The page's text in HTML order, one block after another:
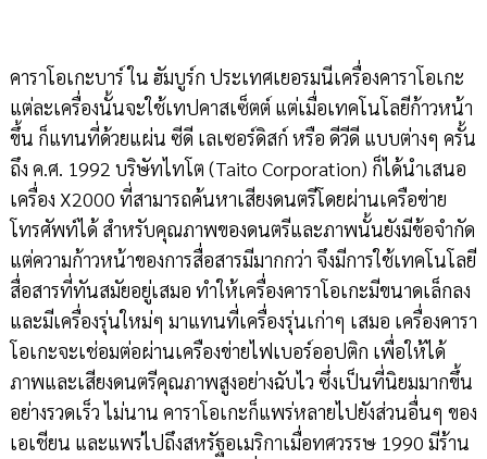
คาราโอเกะบาร์ ใน ฮัมบูร์ก ประเทศเยอรมนีเครื่องคาราโอเกะ
แต่ละเครื่องนั้นจะใช้เทปคาสเซ็ตต์ แต่เมื่อเทคโนโลยีก้าวหน้า
ขึ้น ก็แทนที่ด้วยแผ่น ซีดี เลเซอร์ดิสก์ หรือ ดีวีดี แบบต่างๆ ครั้น
ถึง ค.ศ. 1992 บริษัทไทโต (Taito Corporation) ก็ได้นำเสนอ
เครื่อง X2000 ที่สามารถค้นหาเสียงดนตรีโดยผ่านเครือข่าย
โทรศัพท์ได้ สำหรับคุณภาพของดนตรีและภาพนั้นยังมีข้อจำกัด
แต่ความก้าวหน้าของการสื่อสารมีมากกว่า จึงมีการใช้เทคโนโลยี
สื่อสารที่ทันสมัยอยู่เสมอ ทำให้เครื่องคาราโอเกะมีขนาดเล็กลง
และมีเครื่องรุ่นใหม่ๆ มาแทนที่เครื่องรุ่นเก่าๆ เสมอ เครื่องคารา
โอเกะจะเช่อมต่อผ่านเครืองข่ายไฟเบอร์ออปติก เพื่อให้ได้
ภาพและเสียงดนตรีคุณภาพสูงอย่างฉับไว ซึ่งเป็นที่นิยมมากขึ้น
อย่างรวดเร็ว ไม่นาน คาราโอเกะก็แพร่หลายไปยังส่วนอื่นๆ ของ
เอเชียน และแพร่ไปถึงสหรัฐอเมริกาเมื่อทศวรรษ 1990 มีร้าน